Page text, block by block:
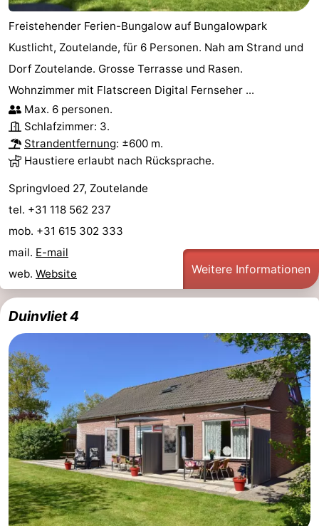
Freistehender Ferien-Bungalow auf Bungalowpark
Kustlicht, Zoutelande, für 6 Personen. Nah am Strand und
Dorf Zoutelande. Grosse Terrasse und Rasen.
Wohnzimmer mit Flatscreen Digital Fernseher ...
Max. 6 personen.
Schlafzimmer: 3.
Strandentfernung: ±600 m.
Haustiere erlaubt nach Rücksprache.
Springvloed 27, Zoutelande
tel. +31 118 562 237
mob. +31 615 302 333
mail. E-mail
web. Website Weitere Informationen
Duinvliet 4